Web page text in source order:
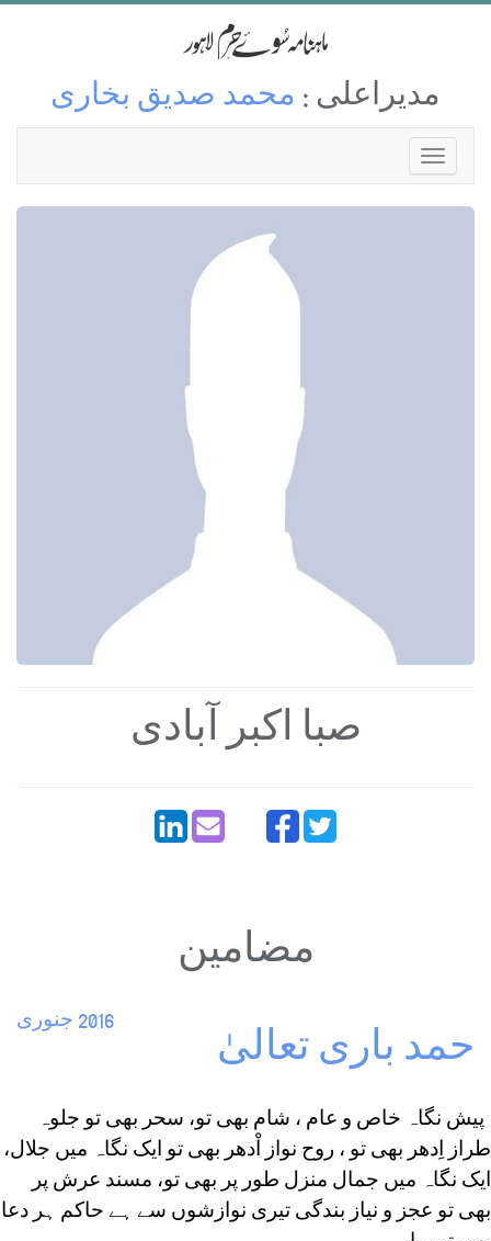
مدیراعلی : محمد صدیق بخاری
صبا اکبر آبادی
مضامین
2016 جنوری
حمد باری تعالیٰ
پیش نگاہ خاص و عام ، شام بھی تو، سحر بھی تو جلوہ
طراز اِدھر بھی تو ، روح نواز اْدھر بھی تو ایک نگاہ میں جلال،
ایک نگاہ میں جمال منزل طور پر بھی تو، مسند عرش پر
بھی تو عجز و نیاز بندگی تیری نوازشوں سے ہے حاکم ہر دعا